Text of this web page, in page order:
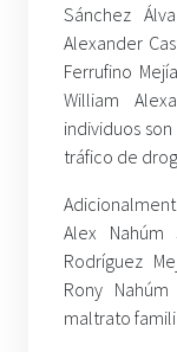
Sánchez
Alexander
Ferrufino
William
individuos
tráfico de
Alex Nahúm
Rodríguez
Rony
maltrato